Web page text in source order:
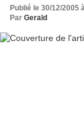
Publié le 30/12/2005
Par Gerald